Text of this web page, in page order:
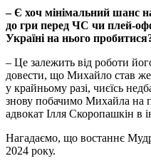
– Є хоч мінімальний шанс
до гри перед ЧС чи плей-
Україні на нього
– Це залежить від роботи
довести, що Михайло став
у крайньому разі, чиєїсь
знову побачимо Михайла на
адвокат Ілля Скоропашкін в
Нагадаємо, що востаннє
2024 року.